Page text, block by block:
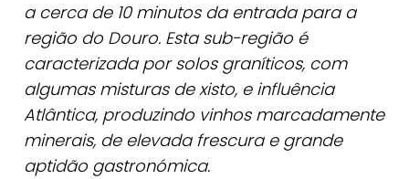
a cerca de 10 minutos da entrada para a
região do Douro. Esta sub-região é
caracterizada por solos graníticos, com
algumas misturas de xisto, e influência
Atlântica, produzindo vinhos marcadamente
minerais, de elevada frescura e grande
aptidão gastronómica.